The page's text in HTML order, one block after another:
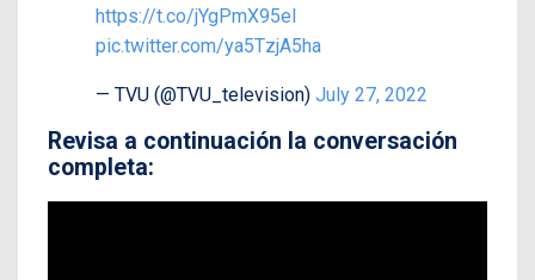
https://t.co/jYgPmX95eI
pic.twitter.com/ya5TzjA5ha
— TVU (@TVU_television) July 27, 2022
Revisa a continuación la conversación
completa: